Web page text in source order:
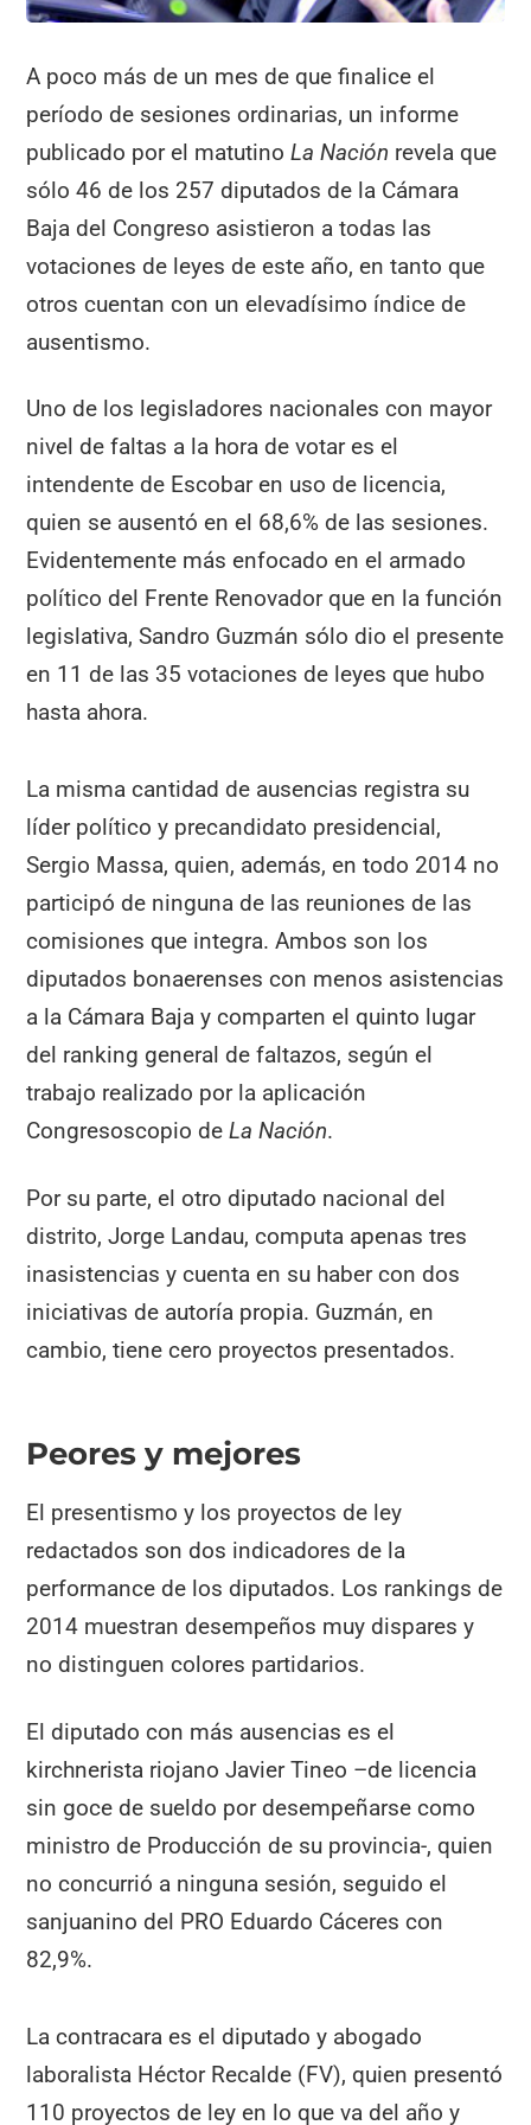
A poco más de un mes de que finalice el
período de sesiones ordinarias, un informe
publicado por el matutinoLa Nación revela que
sólo 46 de los 257 diputados de la Cámara
Baja del Congreso asistieron a todas las
votaciones de leyes de este año, en tanto que
otros cuentan con un elevadísimo índice de
ausentismo.
Uno de los legisladores nacionales con mayor
nivel de faltas a la hora de votar es el
intendente de Escobar en uso de licencia,
quien se ausentó en el 68,6% de las sesiones.
Evidentemente más enfocado en el armado
político del Frente Renovador que en la función
legislativa, Sandro Guzmán sólo dio el presente
en 11 de las 35 votaciones de leyes que hubo
hasta ahora.
La misma cantidad de ausencias registra su
líder político y precandidato presidencial,
Sergio Massa, quien, además, en todo 2014 no
participó de ninguna de las reuniones de las
comisiones que integra. Ambos son los
diputados bonaerenses con menos asistencias
a la Cámara Baja y comparten el quinto lugar
del ranking general de faltazos, según el
trabajo realizado por la aplicación
Congresoscopio deLa Nación.
Por su parte, el otro diputado nacional del
distrito, Jorge Landau, computa apenas tres
inasistencias y cuenta en su haber con dos
iniciativas de autoría propia. Guzmán, en
cambio, tiene cero proyectos presentados.
Peores y mejores
El presentismo y los proyectos de ley
redactados son dos indicadores de la
performance de los diputados. Los rankings de
2014 muestran desempeños muy dispares y
no distinguen colores partidarios.
El diputado con más ausencias es el
kirchnerista riojano Javier Tineo –de licencia
sin goce de sueldo por desempeñarse como
ministro de Producción de su provincia-, quien
no concurrió a ninguna sesión, seguido el
sanjuanino del PRO Eduardo Cáceres con
82,9%.
La contracara es el diputado y abogado
laboralista Héctor Recalde (FV), quien presentó
110 proyectos de ley en lo que va del año y